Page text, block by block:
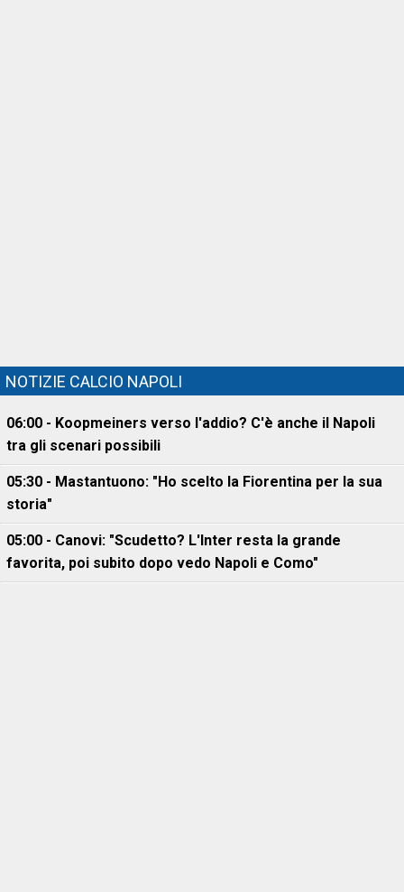
NOTIZIE CALCIO NAPOLI
06:00 - Koopmeiners verso l'addio? C'è anche il Napoli
tra gli scenari possibili
05:30 - Mastantuono: "Ho scelto la Fiorentina per la sua
storia"
05:00 - Canovi: "Scudetto? L'Inter resta la grande
favorita, poi subito dopo vedo Napoli e Como"